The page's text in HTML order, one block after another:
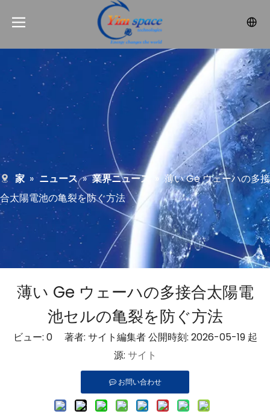
家 » ニュース » 業界ニュース » 薄い Ge ウェーハの多接
合太陽電池の亀裂を防ぐ方法
薄い Ge ウェーハの多接合太陽電
池セルの亀裂を防ぐ方法
ビュー: 0著者: サイト編集者 公開時刻: 2026-05-19 起
源: サイト
お問い合わせ